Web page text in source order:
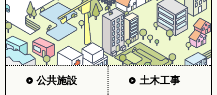
公共施設 土木工事